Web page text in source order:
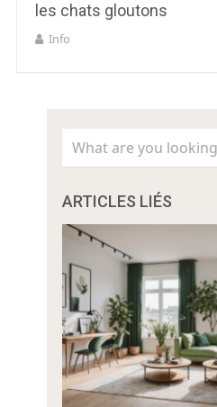
les chats gloutons
Info
ARTICLES LIÉS